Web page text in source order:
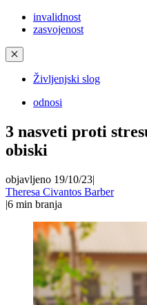
invalidnost
zasvojenost
✕
Življenjski slog
odnosi
3 nasveti proti
obiski
objavljeno 19/10/23|
Theresa Civantos Barber
|6 min branja